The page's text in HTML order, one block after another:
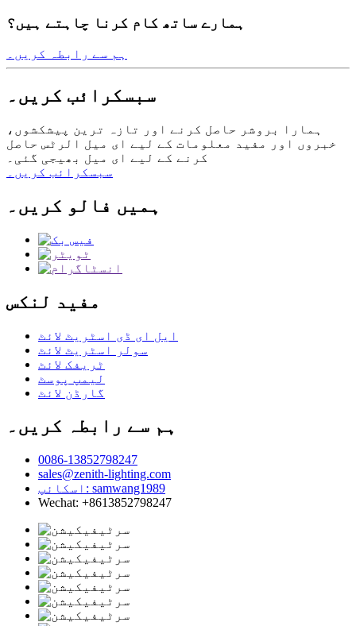
ہمارے ساتھ کام کرنا چاہتے ہیں؟
ہم سے رابطہ کریں۔
سبسکرائب کریں۔
ہمارا بروشر حاصل کرنے اور تازہ ترین پیشکشوں،
خبروں اور مفید معلومات کے لیے ای میل الرٹس حاصل
کرنے کے لیے ای میل بھیجی گئی۔
سبسکرائب کریں۔
ہمیں فالو کریں۔
مفید لنکس
ایل ای ڈی اسٹریٹ لائٹ
سولر اسٹریٹ لائٹ
ٹریفک لائٹ
لیمپ پوسٹ
گارڈن لائٹ
ہم سے رابطہ کریں۔
0086-13852798247
sales@zenith-lighting.com
اسکائپ: samwang1989
Wechat: +8613852798247